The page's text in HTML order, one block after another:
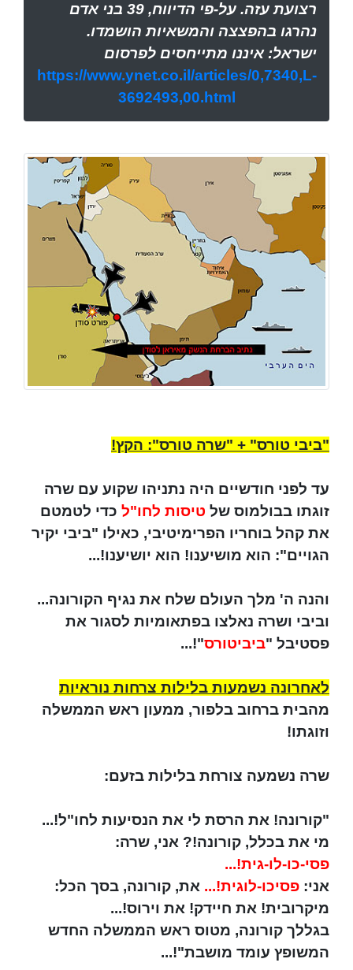
רצועת עזה. על-פי הדיווח, 39 בני אדם
נהרגו בהפצצה והמשאיות הושמדו.
ישראל: איננו מתייחסים לפרסום
https://www.ynet.co.il/articles/0,7340,L-
3692493,00.html
"ביבי טורס" + "שרה טורס": הקץ!
עד לפני חודשיים היה נתניהו שקוע עם שרה
זוגתו בבולמוס של טיסות לחו"ל כדי לטמטם
את קהל בוחריו הפרימיטיבי, כאילו "ביבי יקיר
הגויים": הוא מושיענו! הוא יושיענו!...
והנה ה' מלך העולם שלח את נגיף הקורונה...
וביבי ושרה נאלצו בפתאומיות לסגור את
פסטיבל "ביביטורס"!...
לאחרונה נשמעות בלילות צרחות נוראיות
מהבית ברחוב בלפור, ממעון ראש הממשלה
וזוגתו!
שרה נשמעה צורחת בלילות בזעם:
"קורונה! את הרסת לי את הנסיעות לחו"ל!...
מי את בכלל, קורונה!? אני, שרה:
פסי-כו-לו-גית!...
אני: פסיכו-לוגית!... את, קורונה, בסך הכל:
מיקרובית! את חיידק! את וירוס!...
בגללך קורונה, מטוס ראש הממשלה החדש
המשופץ עומד מושבת"!...